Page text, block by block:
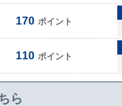
170 ポイント
110 ポイント
ら